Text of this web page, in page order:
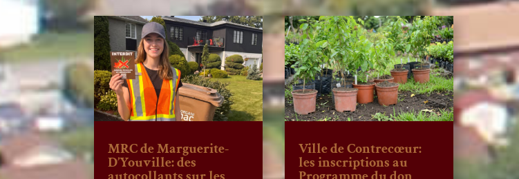
MRC de Marguerite-
D’Youville: des
Ville de Contrecœur:
les inscriptions au